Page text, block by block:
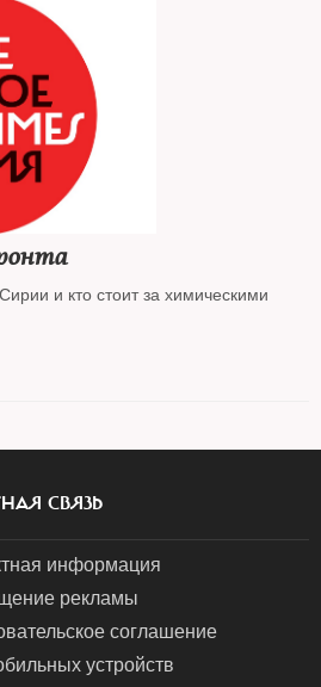
и кто стоит за химическими
СВЯЗЬ
информация
рекламы
соглашение
устройств